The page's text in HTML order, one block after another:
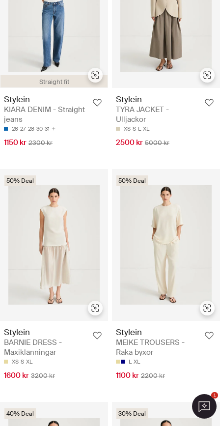
Straight fit
Stylein
KIARA DENIM - Straight
jeans
26 27 28 30 31
1150 kr 2300 kr
Stylein
TYRA JACKET -
Ulljackor
XS S L XL
2500 kr 5000 kr
50% Deal
Stylein
BARNIE DRESS -
Maxiklänningar
XS S XL
1600 kr 3200 kr
50% Deal
Stylein
MEIKE TROUSERS -
Raka byxor
L XL
1100 kr 2200 kr
40% Deal 30% Deal
1